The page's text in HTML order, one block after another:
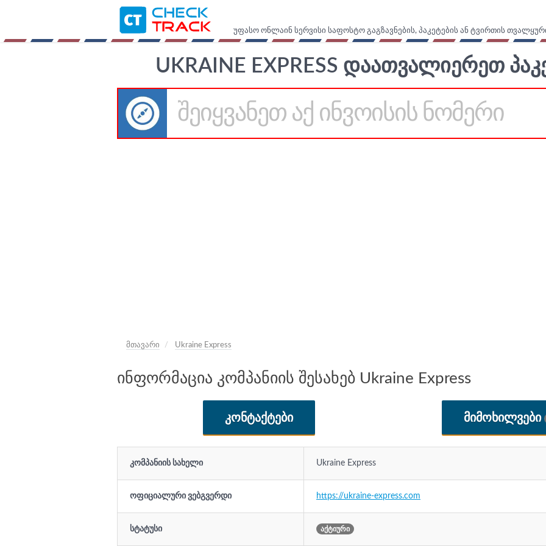
უფასო ონლაინ სერვისი საფოსტო გაგზავნების, პაკეტების ან ტვირთის
UKRAINE EXPRESS ᲓᲐᲐᲗᲕᲐᲚᲘᲔᲠᲔᲗ
მთავარი Ukraine Express
ინფორმაცია კომპანიის შესახებ Ukraine Express
ᲙᲝᲜᲢᲐᲥᲢᲔᲑᲘ ᲛᲘᲛᲝᲮᲘᲚᲕᲔᲑᲘ
კომპანიის სახელი Ukraine Express
ოფიციალური ვებგვერდი https://ukraine-express.com
სტატუსი აქტიური